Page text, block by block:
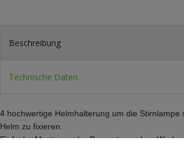
Beschreibung
Technische Daten
4 hochwertige Helmhalterung um die Stirnlampe
Helm zu fixieren.
Einfache Montage oder Demontage ohne